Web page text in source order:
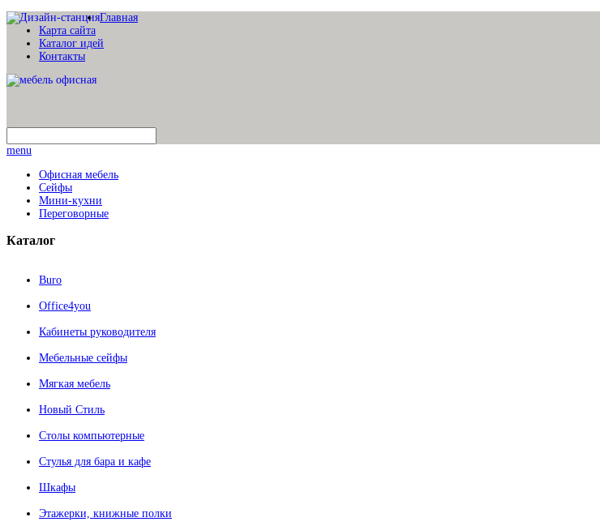
Главная
Карта сайта
Каталог идей
Контакты
menu
Офисная мебель
Сейфы
Мини-кухни
Переговорные
Каталог
Buro
Office4you
Кабинеты руководителя
Мебельные сейфы
Мягкая мебель
Новый Стиль
Столы компьютерные
Стулья для бара и кафе
Шкафы
Этажерки, книжные полки